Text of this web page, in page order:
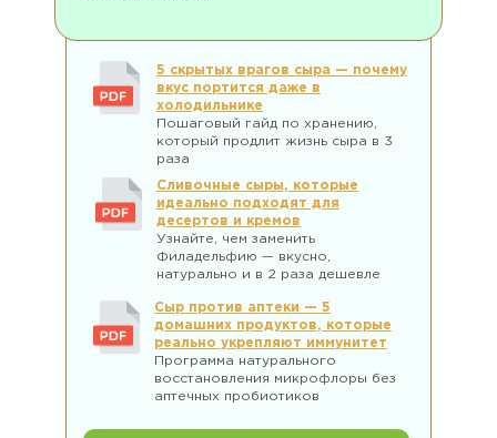
5 скрытых врагов сыра — почему
вкус портится даже в
холодильнике
Пошаговый гайд по хранению,
который продлит жизнь сыра в 3
раза
Сливочные сыры, которые
идеально подходят для
десертов и кремов
Узнайте, чем заменить
Филадельфию — вкусно,
натурально и в 2 раза дешевле
Сыр против аптеки — 5
домашних продуктов, которые
реально укрепляют иммунитет
Программа натурального
восстановления микрофлоры без
аптечных пробиотиков